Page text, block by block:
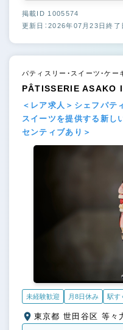
掲載ID 1005574
更新日：2026年07月23日終了
パティスリー・スイーツ・ケー
PÂTISSERIE ASAKO
＜レア求人＞シェフパテ
スイーツを提供する新し
センティブあり＞
未経験歓迎 月8日休み 駅す
東京都 世田谷区 等